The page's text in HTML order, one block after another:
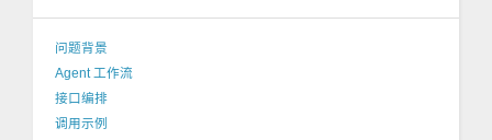
问题背景
Agent 工作流
接口编排
调用示例